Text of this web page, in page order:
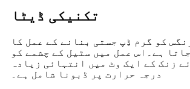
تکنیکی ڈیٹا
کو گرم ڈِپ جستی بنانے کے عمل کا
ہے۔اس عمل میں سٹیل کے چشمے کو
زنک کے ایک وٹ میں انتہائی زیادہ
درجہ حرارت پر ڈبونا شامل ہے۔